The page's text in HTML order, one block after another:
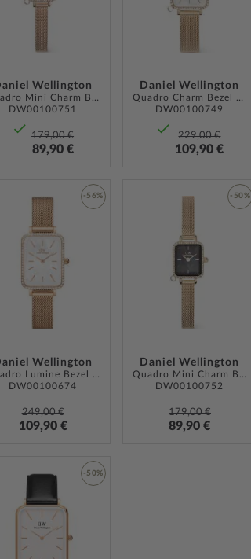
Wellington
Quadro Mini Charm Bezel 18mm
DW00100751
179,00 €
89,90 €
Daniel Wellington
Quadro Charm Bezel 26mm
DW00100749
229,00 €
109,90 €
Wellington
Quadro Lumine Bezel Melrose 26mm 3ATM
DW00100674
249,00 €
109,90 €
-56%
Daniel Wellington
Quadro Mini Charm Bezel 18mm
DW00100752
179,00 €
89,90 €
-50%
-50%